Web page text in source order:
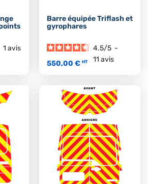
1 avis
Barre équipée Triflash et
gyrophares
4.5/5 -
11 avis
550,00 € HT